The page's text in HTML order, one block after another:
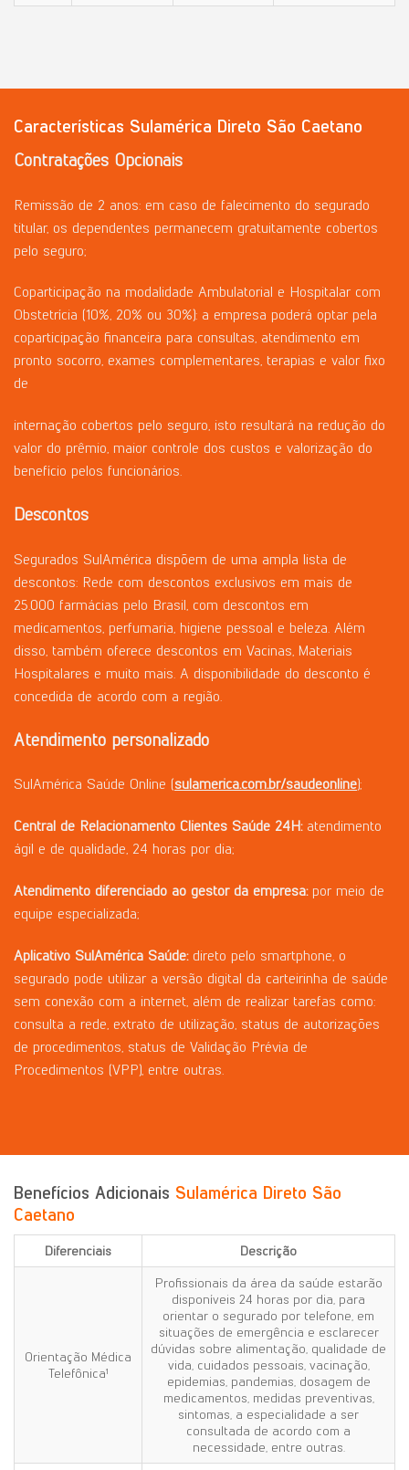
Características Sulamérica Direto São Caetano
Contratações Opcionais
Remissão de 2 anos: em caso de falecimento do segurado
titular, os dependentes permanecem gratuitamente cobertos
pelo seguro;
Coparticipação na modalidade Ambulatorial e Hospitalar com
Obstetrícia (10%, 20% ou 30%): a empresa poderá optar pela
coparticipação financeira para consultas, atendimento em
pronto socorro, exames complementares, terapias e valor fixo
de
internação cobertos pelo seguro, isto resultará na redução do
valor do prêmio, maior controle dos custos e valorização do
benefício pelos funcionários.
Descontos
Segurados SulAmérica dispõem de uma ampla lista de
descontos: Rede com descontos exclusivos em mais de
25.000 farmácias pelo Brasil, com descontos em
medicamentos, perfumaria, higiene pessoal e beleza. Além
disso, também oferece descontos em Vacinas, Materiais
Hospitalares e muito mais. A disponibilidade do desconto é
concedida de acordo com a região.
Atendimento personalizado
SulAmérica Saúde Online (sulamerica.com.br/saudeonline);
Central de Relacionamento Clientes Saúde 24H:atendimento
ágil e de qualidade, 24 horas por dia;
Atendimento diferenciado ao gestor da empresa:por meio de
equipe especializada;
Aplicativo SulAmérica Saúde:direto pelo smartphone, o
segurado pode utilizar a versão digital da carteirinha de saúde
sem conexão com a internet, além de realizar tarefas como:
consulta a rede, extrato de utilização, status de autorizações
de procedimentos, status de Validação Prévia de
Procedimentos (VPP), entre outras.
Benefícios Adicionais Sulamérica Direto São
Caetano
Diferenciais Descrição
Orientação Médica
Telefônica¹
Profissionais da área da saúde estarão
disponíveis 24 horas por dia, para
orientar o segurado por telefone, em
situações de emergência e esclarecer
dúvidas sobre alimentação, qualidade de
vida, cuidados pessoais, vacinação,
epidemias, pandemias, dosagem de
medicamentos, medidas preventivas,
sintomas, a especialidade a ser
consultada de acordo com a
necessidade, entre outras.